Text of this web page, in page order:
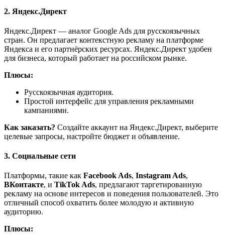
2. Яндекс.Директ
Яндекс.Директ — аналог Google Ads для русскоязычных
стран. Он предлагает контекстную рекламу на платформе
Яндекса и его партнёрских ресурсах. Яндекс.Директ удобен
для бизнеса, который работает на российском рынке.
Плюсы:
Русскоязычная аудитория.
Простой интерфейс для управления рекламными
кампаниями.
Как заказать? Создайте аккаунт на Яндекс.Директ, выберите
целевые запросы, настройте бюджет и объявление.
3. Социальные сети
Платформы, такие как Facebook Ads, Instagram Ads,
ВКонтакте, и TikTok Ads, предлагают таргетированную
рекламу на основе интересов и поведения пользователей. Это
отличный способ охватить более молодую и активную
аудиторию.
Плюсы: